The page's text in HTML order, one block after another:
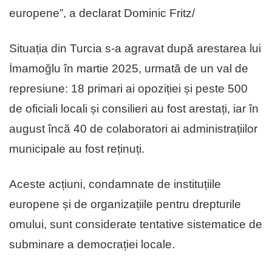
europene”, a declarat Dominic Fritz/
Situația din Turcia s-a agravat după arestarea lui
İmamoğlu în martie 2025, urmată de un val de
represiune: 18 primari ai opoziției și peste 500
de oficiali locali și consilieri au fost arestați, iar în
august încă 40 de colaboratori ai administrațiilor
municipale au fost reținuți.
Aceste acțiuni, condamnate de instituțiile
europene și de organizațiile pentru drepturile
omului, sunt considerate tentative sistematice de
subminare a democrației locale.